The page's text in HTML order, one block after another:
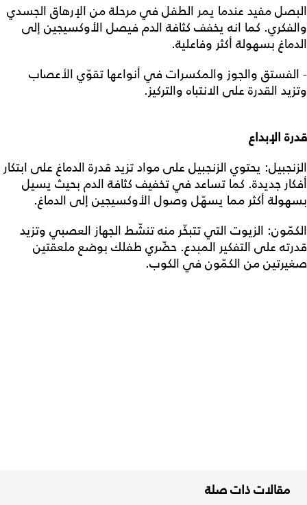
البصل مفيد عندما يمر الطفل في مرحلة من الإرهاق الجسدي
والفكري. كما انه يخفف كثافة الدم فيصل الأوكسيجين إلى
الدماغ بسهولة أكثر وفاعلية.
- الفستق والجوز والمكسرات في أنواعها تقوّي الأعصاب
وتزيد القدرة على الانتباه والتركيز.
قدرة الإبداع
الزنجبيل: يحتوي الزنجبيل على مواد تزيد قدرة الدماغ على ابتكار
أفكار جديدة. كما تساعد في تخفيف كثافة الدم بحيث يسيل
بسهولة أكثر مما يسهّل وصول الأوكسيجين إلى الدماغ.
الكمّون: الزيوت التي تتبخّر منه تنشّط الجهاز العصبي وتزيد
قدرته على التفكير المبدع. حضّري طفلك بوضع ملعقتين
صغيرتين من الكمّون في الكوب.
مقالات ذات صلة